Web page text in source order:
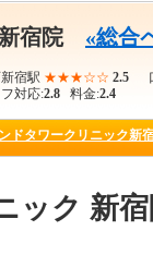
宿院 «総合
宿駅 ★★★☆☆ 2.5
対応:2.8 料金:2.4
ドタワークリニック新
ック 新